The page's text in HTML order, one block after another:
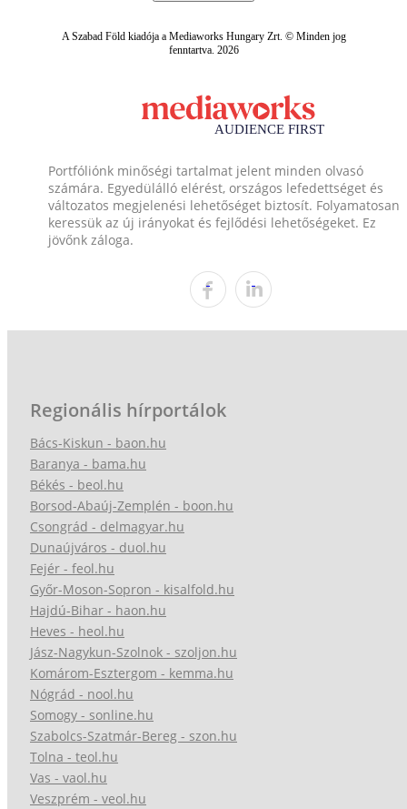
A Szabad Föld kiadója a Mediaworks Hungary Zrt. © Minden jog
fenntartva. 2026
Portfóliónk minőségi tartalmat jelent minden olvasó
számára. Egyedülálló elérést, országos lefedettséget és
változatos megjelenési lehetőséget biztosít. Folyamatosan
keressük az új irányokat és fejlődési lehetőségeket. Ez
jövőnk záloga.
Regionális hírportálok
Bács-Kiskun - baon.hu
Baranya - bama.hu
Békés - beol.hu
Borsod-Abaúj-Zemplén - boon.hu
Csongrád - delmagyar.hu
Dunaújváros - duol.hu
Fejér - feol.hu
Győr-Moson-Sopron - kisalfold.hu
Hajdú-Bihar - haon.hu
Heves - heol.hu
Jász-Nagykun-Szolnok - szoljon.hu
Komárom-Esztergom - kemma.hu
Nógrád - nool.hu
Somogy - sonline.hu
Szabolcs-Szatmár-Bereg - szon.hu
Tolna - teol.hu
Vas - vaol.hu
Veszprém - veol.hu